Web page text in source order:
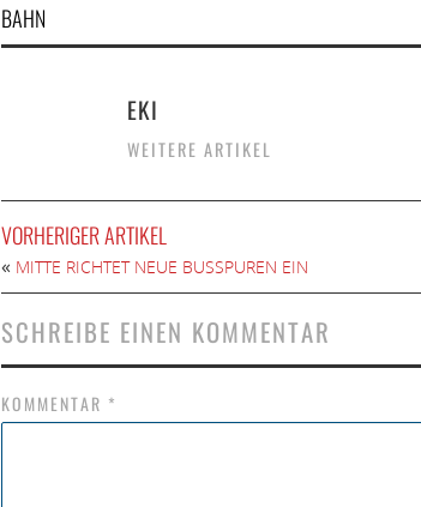
BAHN
EKI
WEITERE ARTIKEL
VORHERIGER ARTIKEL
« MITTE RICHTET NEUE BUSSPUREN EIN
SCHREIBE EINEN KOMMENTAR
KOMMENTAR *